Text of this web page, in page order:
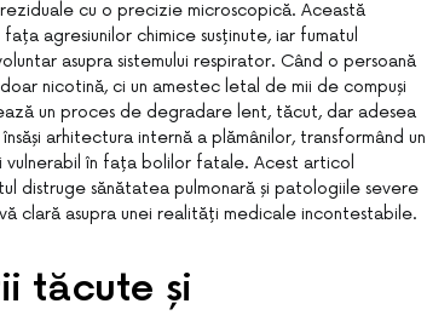
cu o precizie microscopică. Această
agresiunilor chimice susținute, iar fumatul
asupra sistemului respirator. Când o persoană
nicotină, ci un amestec letal de mii de compuși
un proces de degradare lent, tăcut, dar adesea
arhitectura internă a plămânilor, transformând un
vulnerabil în fața bolilor fatale. Acest articol
distruge sănătatea pulmonară și patologiile severe
clară asupra unei realități medicale incontestabile.
tăcute și